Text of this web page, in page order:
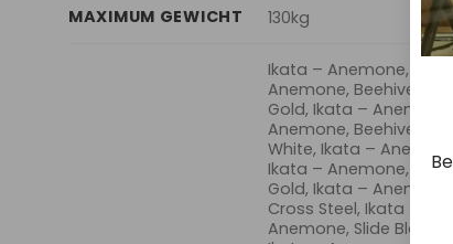
MAXIMUM GEWICHT 130kg
Ikata – Anemone,
Anemone, Beehive
Gold, Ikata –
Anemone, Beehive
White, Ikata –
Ikata – Anemone,
Gold, Ikata –
Cross Steel, Ikata –
Anemone, Slide Black,